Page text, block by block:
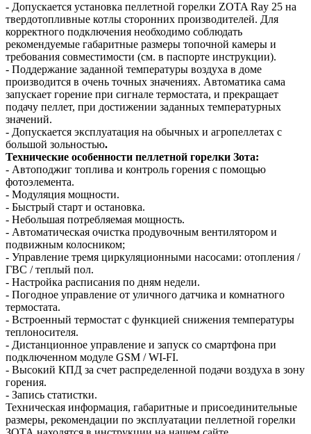
- Допускается установка пеллетной горелки ZOTA Ray 25 на
твердотопливные котлы сторонних производителей. Для
корректного подключения необходимо соблюдать
рекомендуемые габаритные размеры топочной камеры и
требования совместимости (см. в паспорте инструкции).
- Поддержание заданной температуры воздуха в доме
производится в очень точных значениях. Автоматика сама
запускает горение при сигнале термостата, и прекращает
подачу пеллет, при достижении заданных температурных
значений.
- Допускается эксплуатация на обычных и агропеллетах с
большой зольностью.
Технические особенности пеллетной горелки Зота:
- Автоподжиг топлива и контроль горения с помощью
фотоэлемента.
- Модуляция мощности.
- Быстрый старт и остановка.
- Небольшая потребляемая мощность.
- Автоматическая очистка продувочным вентилятором и
подвижным колосником;
- Управление тремя циркуляционными насосами: отопления /
ГВС / теплый пол.
- Настройка расписания по дням недели.
- Погодное управление от уличного датчика и комнатного
термостата.
- Встроенный термостат с функцией снижения температуры
теплоносителя.
- Дистанционное управление и запуск со смартфона при
подключенном модуле GSM / WI-FI.
- Высокий КПД за счет распределенной подачи воздуха в зону
горения.
- Запись статистки.
Техническая информация, габаритные и присоединительные
размеры, рекомендации по эксплуатации пеллетной горелки